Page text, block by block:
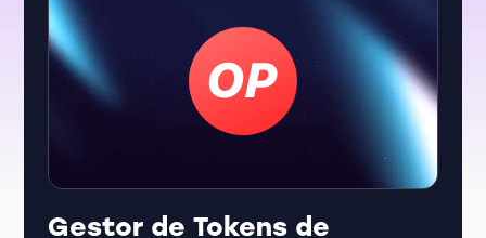
Gestor de Tokens de